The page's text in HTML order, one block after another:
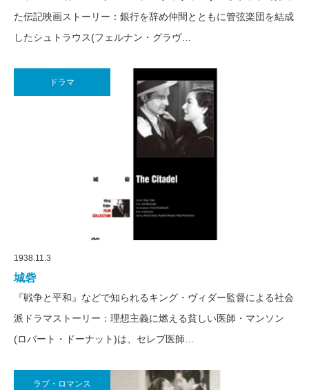
た伝記映画ストーリー：銀行を辞め仲間とともに管弦楽団を結成
したシュトラウス(フェルナン・グラヴ…
ドラマ
1938.11.3
城砦
『戦争と平和』などで知られるキング・ヴィダー監督による社会
派ドラマストーリー：理想主義に燃える貧しい医師・マンソン
(ロバート・ドーナット)は、セレブ医師…
ラブ・ロマンス